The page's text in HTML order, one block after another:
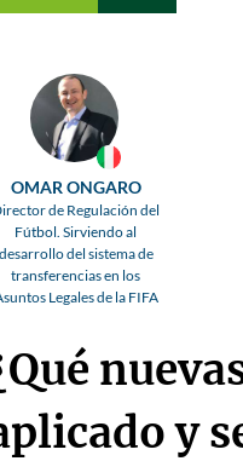
OMAR ONGARO
de Regulación del
Fútbol. Sirviendo al
desarrollo del sistema de
transferencias en los
Legales de la FIFA
y